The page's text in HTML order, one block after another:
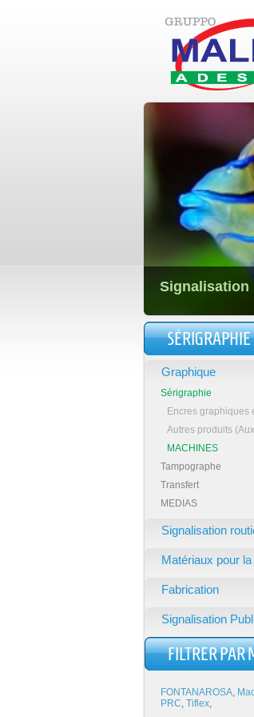
Signalisation
SÉRIGRAPHIE
Graphique
Sérigraphie
Encres graphiques
Autres produits
MACHINES
Tampographe
Transfert
MEDIAS
Signalisation
Matériaux pour
Fabrication
Signalisation
FILTRER PAR
FONTANAROSA,
PRC, Tiflex,